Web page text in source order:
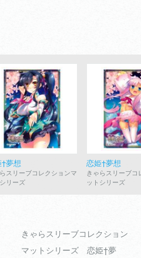
夢想
スリーブコレクションマ
リーズ
恋姫†夢想
きゃらスリーブコ
ットシリーズ
きゃらスリーブコレクション
マットシリーズ 恋姫†夢